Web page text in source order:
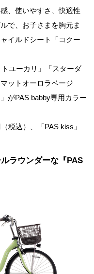
、使いやすさ、快適性
で、お子さまを胸元ま
イルドシート「コクー
ユーカリ」「スターダ
ットオーロラベージ
がPAS babby専用カラー
税込）、「PAS kiss」
ラウンダーな『PAS